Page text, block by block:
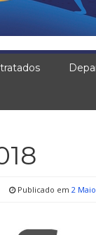
Publicado em 2